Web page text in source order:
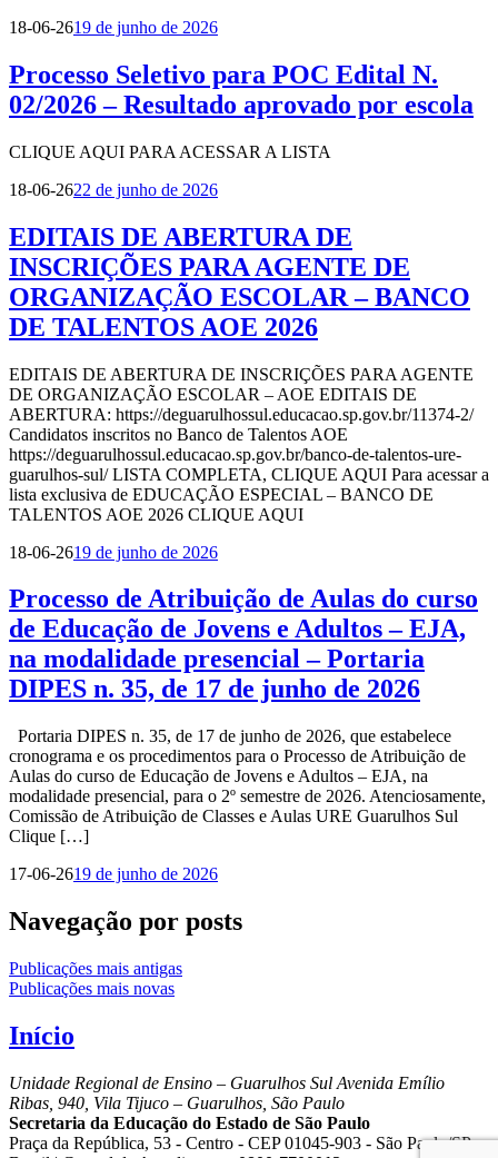
18-06-2619 de junho de 2026
Processo Seletivo para POC Edital N.
02/2026 – Resultado aprovado por escola
CLIQUE AQUI PARA ACESSAR A LISTA
18-06-2622 de junho de 2026
EDITAIS DE ABERTURA DE
INSCRIÇÕES PARA AGENTE DE
ORGANIZAÇÃO ESCOLAR – BANCO
DE TALENTOS AOE 2026
EDITAIS DE ABERTURA DE INSCRIÇÕES PARA AGENTE
DE ORGANIZAÇÃO ESCOLAR – AOE EDITAIS DE
ABERTURA: https://deguarulhossul.educacao.sp.gov.br/11374-2/
Candidatos inscritos no Banco de Talentos AOE
https://deguarulhossul.educacao.sp.gov.br/banco-de-talentos-ure-
guarulhos-sul/ LISTA COMPLETA, CLIQUE AQUI Para acessar a
lista exclusiva de EDUCAÇÃO ESPECIAL – BANCO DE
TALENTOS AOE 2026 CLIQUE AQUI
18-06-2619 de junho de 2026
Processo de Atribuição de Aulas do curso
de Educação de Jovens e Adultos – EJA,
na modalidade presencial – Portaria
DIPES n. 35, de 17 de junho de 2026
Portaria DIPES n. 35, de 17 de junho de 2026, que estabelece
cronograma e os procedimentos para o Processo de Atribuição de
Aulas do curso de Educação de Jovens e Adultos – EJA, na
modalidade presencial, para o 2º semestre de 2026. Atenciosamente,
Comissão de Atribuição de Classes e Aulas URE Guarulhos Sul
Clique […]
17-06-2619 de junho de 2026
Navegação por posts
Publicações mais antigas
Publicações mais novas
Início
Unidade Regional de Ensino – Guarulhos Sul Avenida Emílio
Ribas, 940, Vila Tijuco – Guarulhos, São Paulo
Secretaria da Educação do Estado de São Paulo
Praça da República, 53 - Centro - CEP 01045-903 - São Paulo/SP -